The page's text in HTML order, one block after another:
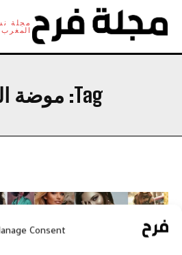
Consent
مجلة
المغرب
Tag: موضة